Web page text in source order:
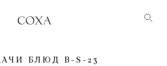
БЛЮД B-S-23